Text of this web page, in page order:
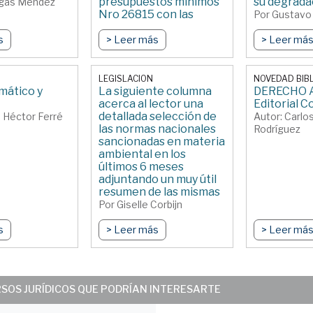
Nro 26815 con las
reformas de 2017 y
2020
Por Claudia Valls y Mario
Valls
> Leer más
Por
> Leer más
y
Héctor Ferré
LEGISLACION
La siguiente columna
acerca al lector una
detallada selección de
las normas nacionales
sancionadas en materia
ambiental en los
últimos 6 meses
adjuntando un muy útil
resumen de las mismas
Por Giselle Corbijn
> Leer más
NOVEDAD
Editorial
Autor:
Rodríguez
> Leer más
JURÍDICOS QUE PODRÍAN INTERESARTE